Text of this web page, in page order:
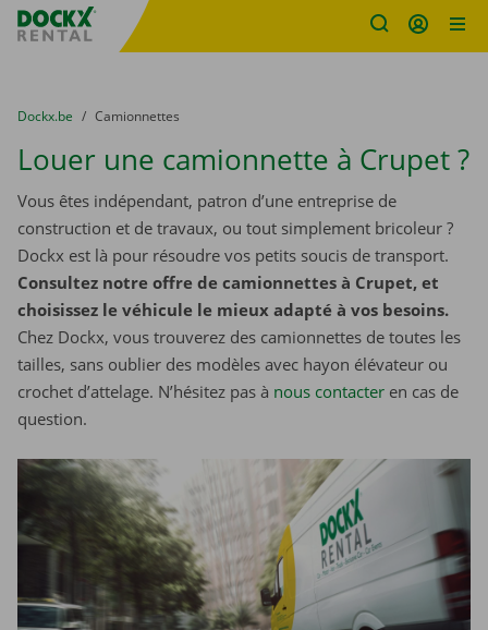
sitename
You are here:
du
Dockx.be to
Camionnettes
Louer une camionnette à Crupet ?
Vous êtes indépendant, patron d’une entreprise de
construction et de travaux, ou tout simplement bricoleur ?
Dockx est là pour résoudre vos petits soucis de transport.
Consultez notre offre de camionnettes à Crupet, et
choisissez le véhicule le mieux adapté à vos besoins.
Chez Dockx, vous trouverez des camionnettes de toutes les
tailles, sans oublier des modèles avec hayon élévateur ou
crochet d’attelage. N’hésitez pas à nous contacter ​​​​​​​ en cas de
question.